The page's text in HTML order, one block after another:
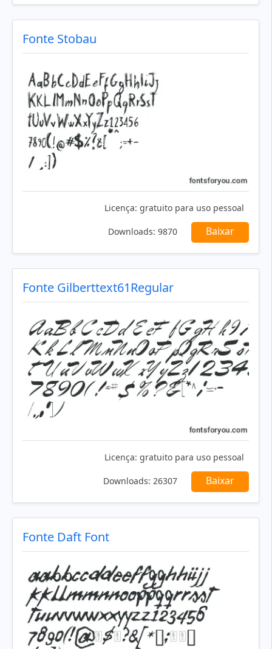
Fonte Stobau
Licença: gratuito para uso pessoal
Downloads: 9870 Baixar
Fonte Gilberttext61Regular
Licença: gratuito para uso pessoal
Downloads: 26307 Baixar
Fonte Daft Font